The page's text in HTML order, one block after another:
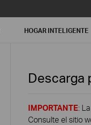
HOGAR INTELIGENTE
Descarga
IMPORTANTE:
Consulte el sitio